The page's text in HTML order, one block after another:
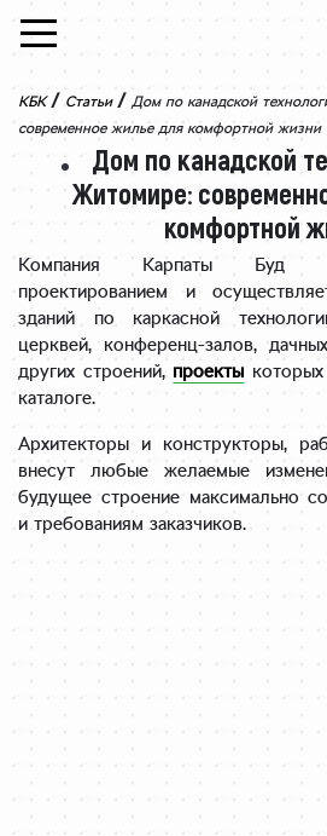
Skip to content
КБК / Статьи / Дом по канадской
современное жилье для комфортной жизни
Дом по канадской
Житомире:
комфортной
Компания Карпаты Буд
проектированием и
зданий по каркасной
церквей, конференц-залов,
других строений, проекты
каталоге.
Архитекторы и конструкторы,
внесут любые желаемые
будущее строение максимально
и требованиям заказчиков.